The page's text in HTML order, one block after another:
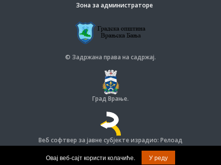
Зона за администраторе
© Задржана права на садржај.
Град Врање.
Веб софтвер за јавне субјекте израдио: Релоад
© Задржана права на софтвер и дизајн.
Овај веб-сајт користи колачиће.
У реду